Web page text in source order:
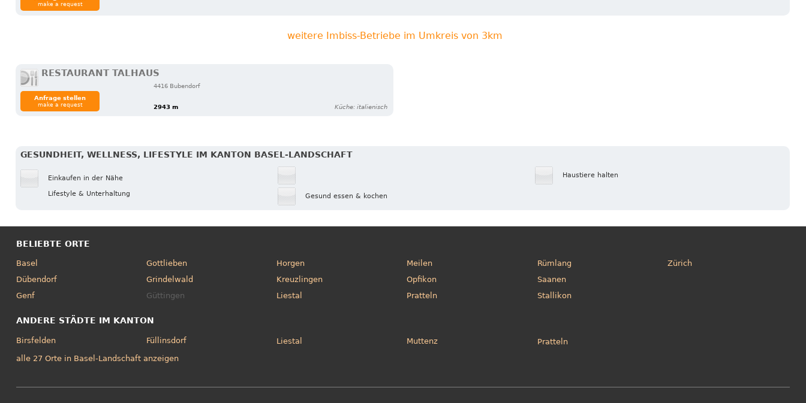
make a request
weitere Imbiss-Betriebe im Umkreis von 3km
RESTAURANT TALHAUS
4416 Bubendorf
2943 m Küche: italienisch
Anfrage stellen
make a request
GESUNDHEIT, WELLNESS, LIFESTYLE IM KANTON BASEL-LANDSCHAFT
Einkaufen in der Nähe
Lifestyle & Unterhaltung
Gesund essen & kochen
Haustiere halten
BELIEBTE ORTE
Basel
Dübendorf
Genf
Gottlieben
Grindelwald
Güttingen
Horgen
Kreuzlingen
Liestal
Meilen
Opfikon
Pratteln
Rümlang
Saanen
Stallikon
Zürich
ANDERE STÄDTE IM KANTON
Birsfelden Füllinsdorf Liestal Muttenz
Pratteln
alle 27 Orte in Basel-Landschaft anzeigen